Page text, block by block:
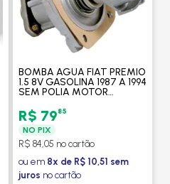
BOMBA AGUA FIAT PREMIO
1.5 8V GASOLINA 1987 A 1994
SEM POLIA MOTOR
1.6 8V 1993 A 1995 - DELPHI
R$ 7985
NO PIX
R$ 84,05 no cartão
ou em 8x de R$ 10,51 sem
juros no cartão